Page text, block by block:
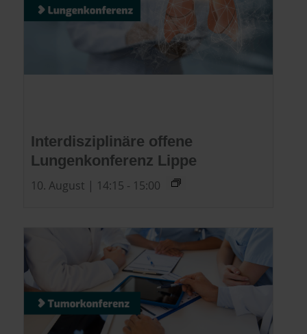
Interdisziplinäre offene
Lungenkonferenz Lippe
10. August | 14:15 - 15:00